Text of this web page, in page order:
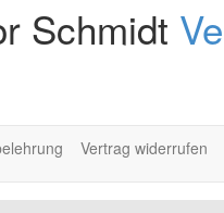
Schmidt
Vertrag widerrufen